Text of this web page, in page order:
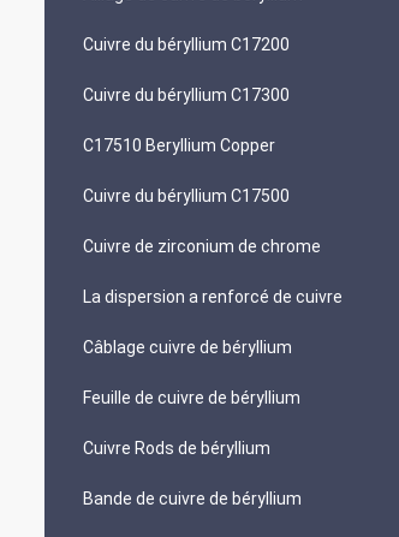
Cuivre du béryllium C17200
Cuivre du béryllium C17300
C17510 Beryllium Copper
Cuivre du béryllium C17500
Cuivre de zirconium de chrome
La dispersion a renforcé de cuivre
Câblage cuivre de béryllium
Feuille de cuivre de béryllium
Cuivre Rods de béryllium
Bande de cuivre de béryllium